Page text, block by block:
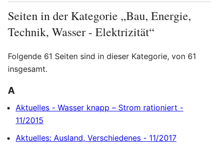
Seiten in der Kategorie „Bau, Energie,
Technik, Wasser - Elektrizität“
Folgende 61 Seiten sind in dieser Kategorie, von 61
insgesamt.
A
Aktuelles - Wasser knapp – Strom rationiert -
11/2015
Aktuelles: Ausland, Verschiedenes - 11/2017